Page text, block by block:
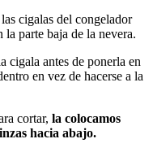
cigalas del congelador
la parte baja de la nevera.
cigala antes de ponerla en
en vez de hacerse a la
cortar, la colocamos
hacia abajo.